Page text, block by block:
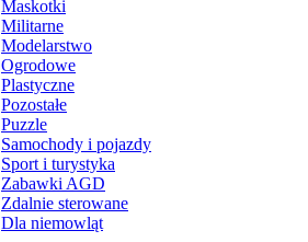
Maskotki
Militarne
Modelarstwo
Ogrodowe
Plastyczne
Pozostałe
Puzzle
Samochody i pojazdy
Sport i turystyka
Zabawki AGD
Zdalnie sterowane
Dla niemowląt